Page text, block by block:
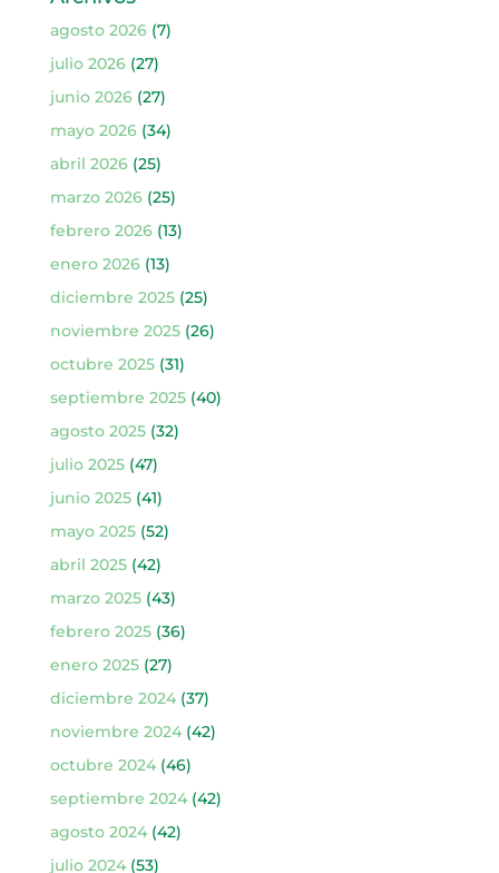
agosto 2026(7)
julio 2026(27)
junio 2026(27)
mayo 2026(34)
abril 2026(25)
marzo 2026(25)
febrero 2026(13)
enero 2026(13)
diciembre 2025(25)
noviembre 2025(26)
octubre 2025(31)
septiembre 2025(40)
agosto 2025(32)
julio 2025(47)
junio 2025(41)
mayo 2025(52)
abril 2025(42)
marzo 2025(43)
febrero 2025(36)
enero 2025(27)
diciembre 2024(37)
noviembre 2024(42)
octubre 2024(46)
septiembre 2024(42)
agosto 2024(42)
julio 2024(53)